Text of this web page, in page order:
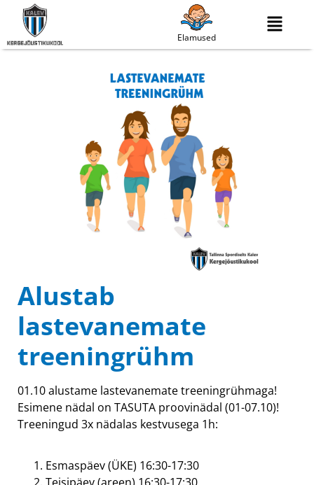
Elamused
Alustab
lastevanemate
treeningrühm
01.10 alustame lastevanemate treeningrühmaga!
Esimene nädal on TASUTA proovinädal (01-07.10)!
Treeningud 3x nädalas kestvusega 1h:
Esmaspäev (ÜKE) 16:30-17:30